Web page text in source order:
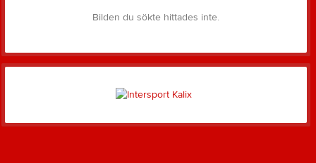
Bilden du sökte hittades inte.